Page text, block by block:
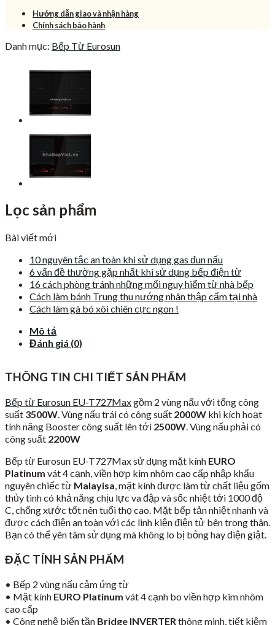
Hướng dẫn giao và nhận hàng
Chính sách bảo hành
Danh mục: Bếp Từ Eurosun
Lọc sản phẩm
Bài viết mới
10 nguyên tắc an toàn khi sử dụng gas đun nấu
6 vấn đề thường gặp nhất khi sử dụng bếp điện từ
16 cách phòng tránh những mối nguy hiểm từ nhà bếp
Cách làm bánh Trung thu nướng nhân thập cẩm tại nhà
Cách làm gà bó xôi chiên cực ngon !
Mô tả
Đánh giá (0)
THÔNG TIN CHI TIẾT SẢN PHẨM
Bếp từ Eurosun EU-T727Maxgồm 2 vùng nấu với tổng công
suất 3500W. Vùng nấu trái có công suất 2000W khi kích hoạt
tính năng Booster công suất lên tới 2500W. Vùng nấu phải có
công suất 2200W
Bếp từ Eurosun EU-T727Max sử dụng mặt kính EURO
Platinum vát 4 cạnh, viền hợp kim nhôm cao cấp nhập khẩu
nguyên chiếc từ Malayisa, mặt kính được làm từ chất liệu gốm
thủy tinh có khả năng chịu lực va đập và sốc nhiệt tới 1000 độ
C, chống xước tốt nên tuổi thọ cao. Mặt bếp tản nhiệt nhanh và
được cách điện an toàn với các linh kiện điện tử bên trong thân.
Bạn có thể yên tâm sử dụng mà không lo bị bỏng hay điện giật.
ĐẶC TÍNH SẢN PHẨM
• Bếp 2 vùng nấu cảm ứng từ
• Mặt kính EURO Platinum vát 4 cạnh bo viền hợp kim nhôm
cao cấp
• Công nghệ biến tần Bridge INVERTER thông minh, tiết kiệm